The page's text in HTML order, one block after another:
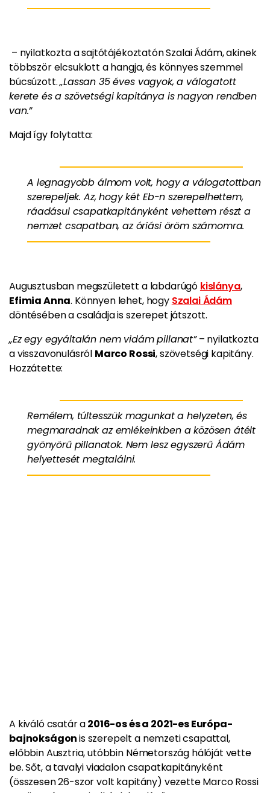
– nyilatkozta a sajtótájékoztatón Szalai Ádám, akinek
többször elcsuklott a hangja, és könnyes szemmel
búcsúzott.„Lassan 35 éves vagyok, a válogatott
kerete és a szövetségi kapitánya is nagyon rendben
van.”
Majd így folytatta:
A legnagyobb álmom volt, hogy a válogatottban
szerepeljek. Az, hogy két Eb-n szerepelhettem,
ráadásul csapatkapitányként vehettem részt a
nemzet csapatban, az óriási öröm számomra.
Augusztusban megszületett a labdarúgó kislánya,
Efimia Anna. Könnyen lehet, hogy Szalai Ádám
döntésében a családja is szerepet játszott.
„Ez egy egyáltalán nem vidám pillanat”– nyilatkozta
a visszavonulásról Marco Rossi, szövetségi kapitány.
Hozzátette:
Remélem, túltesszük magunkat a helyzeten, és
megmaradnak az emlékeinkben a közösen átélt
gyönyörű pillanatok. Nem lesz egyszerű Ádám
helyettesét megtalálni.
A kiváló csatár a2016-os és a 2021-es Európa-
bajnokságonis szerepelt a nemzeti csapattal,
előbbin Ausztria, utóbbin Németország hálóját vette
be. Sőt, a tavalyi viadalon csapatkapitányként
(összesen 26-szor volt kapitány) vezette Marco Rossi